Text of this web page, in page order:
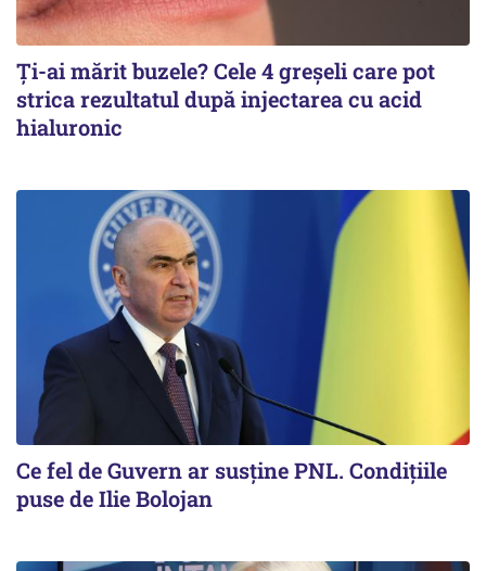
Ți-ai mărit buzele? Cele 4 greșeli care pot
strica rezultatul după injectarea cu acid
hialuronic
Ce fel de Guvern ar susține PNL. Condițiile
puse de Ilie Bolojan